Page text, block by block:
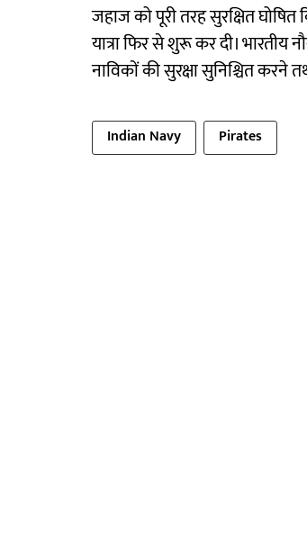
जहाज को पूरी तरह सुरक्षित
यात्रा फिर से शुरू कर दी। भारतीय
नाविकों की सुरक्षा सुनिश्चित करने
Indian Navy Pirates